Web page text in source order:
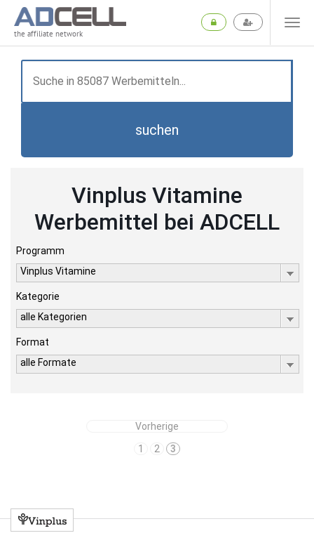
the affiliate network
suchen
Vinplus Vitamine
Werbemittel bei ADCELL
Programm
Vinplus Vitamine
Kategorie
alle Kategorien
Format
alle Formate
Vorherige
1
2 3